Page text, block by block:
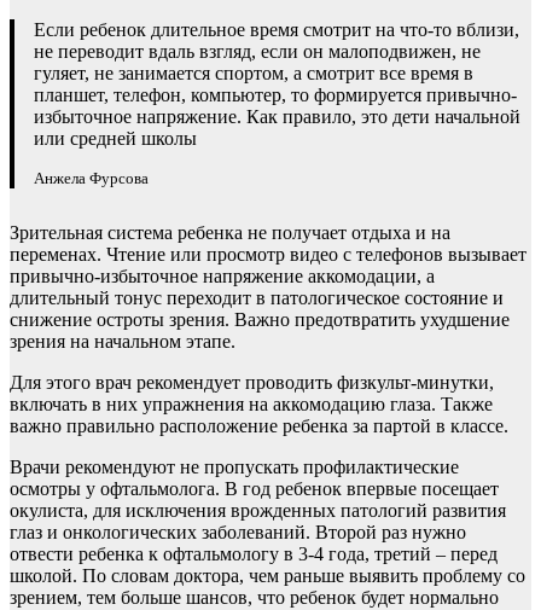
Если ребенок длительное время смотрит на что-то вблизи,
не переводит вдаль взгляд, если он малоподвижен, не
гуляет, не занимается спортом, а смотрит все время в
планшет, телефон, компьютер, то формируется привычно-
избыточное напряжение. Как правило, это дети начальной
или средней школы
Анжела Фурсова
Зрительная система ребенка не получает отдыха и на
переменах. Чтение или просмотр видео с телефонов вызывает
привычно-избыточное напряжение аккомодации, а
длительный тонус переходит в патологическое состояние и
снижение остроты зрения. Важно предотвратить ухудшение
зрения на начальном этапе.
Для этого врач рекомендует проводить физкульт-минутки,
включать в них упражнения на аккомодацию глаза. Также
важно правильно расположение ребенка за партой в классе.
Врачи рекомендуют не пропускать профилактические
осмотры у офтальмолога. В год ребенок впервые посещает
окулиста, для исключения врожденных патологий развития
глаз и онкологических заболеваний. Второй раз нужно
отвести ребенка к офтальмологу в 3-4 года, третий – перед
школой. По словам доктора, чем раньше выявить проблему со
зрением, тем больше шансов, что ребенок будет нормально